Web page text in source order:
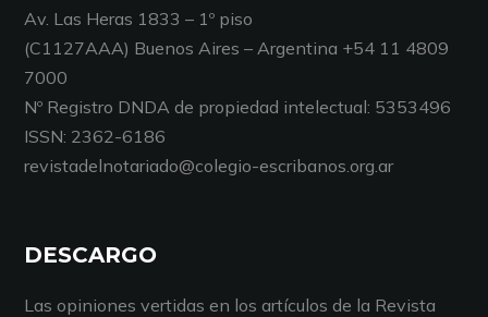
Av. Las Heras 1833 – 1º piso
(C1127AAA) Buenos Aires – Argentina +54 11 4809
7000
Nº Registro DNDA de propiedad intelectual: 5353496
ISSN: 2362-6186
revistadelnotariado@colegio-escribanos.org.ar
DESCARGO
Las opiniones vertidas en los artículos de la Revista